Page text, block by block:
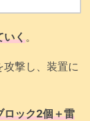
いく。
撃し、装置に
ロック2個＋雷